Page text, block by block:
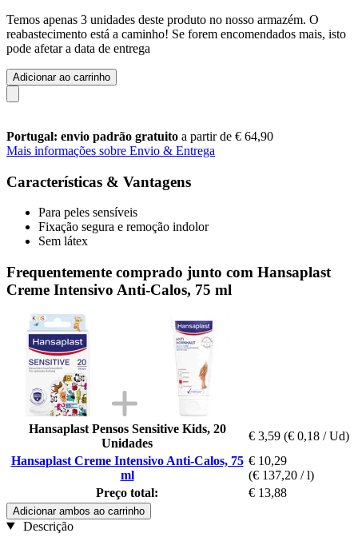
Temos apenas 3 unidades deste produto no nosso armazém. O
reabastecimento está a caminho! Se forem encomendados mais, isto
pode afetar a data de entrega
Adicionar ao carrinho
Portugal: envio padrão gratuito a partir de € 64,90
Mais informações sobre Envio & Entrega
Características & Vantagens
Para peles sensíveis
Fixação segura e remoção indolor
Sem látex
Frequentemente comprado junto com Hansaplast
Creme Intensivo Anti-Calos, 75 ml
Hansaplast Pensos Sensitive Kids, 20
Unidades
€ 3,59 (€ 0,18 / Ud)
Hansaplast Creme Intensivo Anti-Calos, 75
ml
€ 10,29
(€ 137,20 / l)
Preço total:
€ 13,88
Adicionar ambos ao carrinho
Descrição